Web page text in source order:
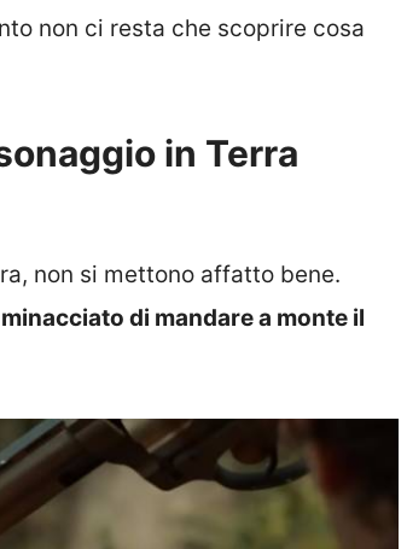
non ci resta che scoprire cosa
in Terra
non si mettono affatto bene.
minacciato di mandare a monte il